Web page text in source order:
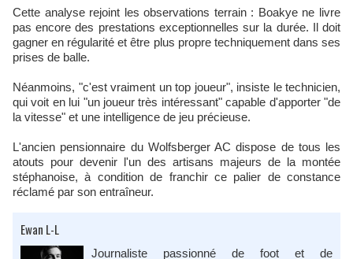
Cette analyse rejoint les observations terrain : Boakye ne livre
pas encore des prestations exceptionnelles sur la durée. Il doit
gagner en régularité et être plus propre techniquement dans ses
prises de balle.
Néanmoins, "c'est vraiment un top joueur", insiste le technicien,
qui voit en lui "un joueur très intéressant" capable d'apporter "de
la vitesse" et une intelligence de jeu précieuse.
L'ancien pensionnaire du Wolfsberger AC dispose de tous les
atouts pour devenir l'un des artisans majeurs de la montée
stéphanoise, à condition de franchir ce palier de constance
réclamé par son entraîneur.
Ewan L-L
Journaliste passionné de foot et de